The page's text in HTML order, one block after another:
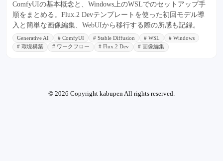
ComfyUIの基本概念と、Windows上のWSLでのセットアップ手
順をまとめる。Flux.2 Devテンプレートを使った初回モデル導
入と簡単な画像編集、WebUIから移行する際の所感も記録。
Generative AI # ComfyUI # Stable Diffusion # WSL
# Windows
# 環境構築
# ワークフロー # Flux.2 Dev # 画像編集
© 2026 Copyright kabupen All rights reserved.